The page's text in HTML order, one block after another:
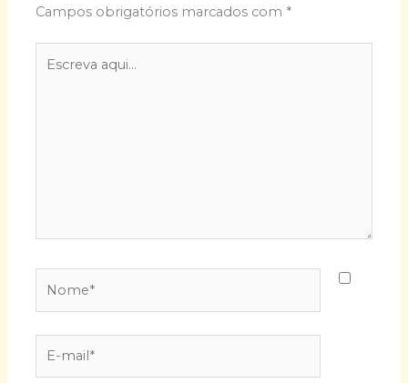
Campos obrigatórios marcados com *